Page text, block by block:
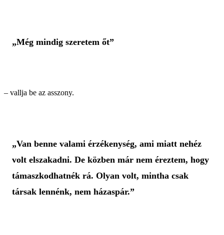
„Még mindig szeretem őt”
– vallja be az asszony.
„Van benne valami érzékenység, ami miatt nehéz
volt elszakadni. De közben már nem éreztem, hogy
támaszkodhatnék rá. Olyan volt, mintha csak
társak lennénk, nem házaspár.”